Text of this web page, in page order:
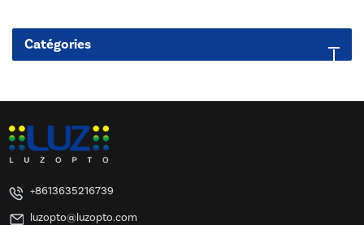
Catégories
+8613635216739
luzopto@luzopto.com